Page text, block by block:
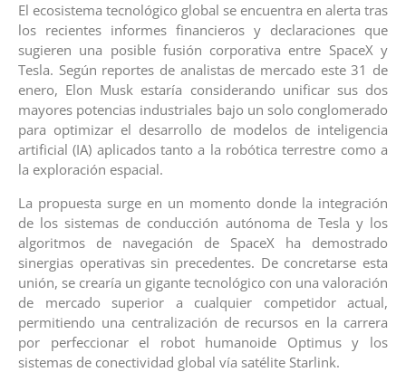
El ecosistema tecnológico global se encuentra en alerta tras
los recientes informes financieros y declaraciones que
sugieren una posible fusión corporativa entre SpaceX y
Tesla. Según reportes de analistas de mercado este 31 de
enero, Elon Musk estaría considerando unificar sus dos
mayores potencias industriales bajo un solo conglomerado
para optimizar el desarrollo de modelos de inteligencia
artificial (IA) aplicados tanto a la robótica terrestre como a
la exploración espacial.
La propuesta surge en un momento donde la integración
de los sistemas de conducción autónoma de Tesla y los
algoritmos de navegación de SpaceX ha demostrado
sinergias operativas sin precedentes. De concretarse esta
unión, se crearía un gigante tecnológico con una valoración
de mercado superior a cualquier competidor actual,
permitiendo una centralización de recursos en la carrera
por perfeccionar el robot humanoide Optimus y los
sistemas de conectividad global vía satélite Starlink.